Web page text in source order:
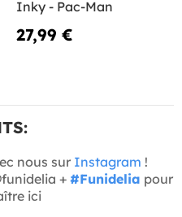
Inky - Pac-Man
27,99 €
nous sur Instagram !
+ #Funidelia pour
ici